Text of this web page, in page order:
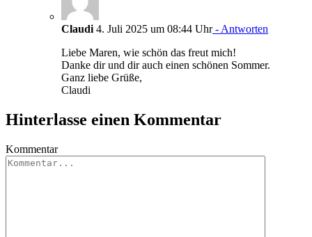
Claudi4. Juli 2025 um 08:44 Uhr- Antworten
Liebe Maren, wie schön das freut mich!
Danke dir und dir auch einen schönen Sommer.
Ganz liebe Grüße,
Claudi
Hinterlasse einen Kommentar
Kommentar